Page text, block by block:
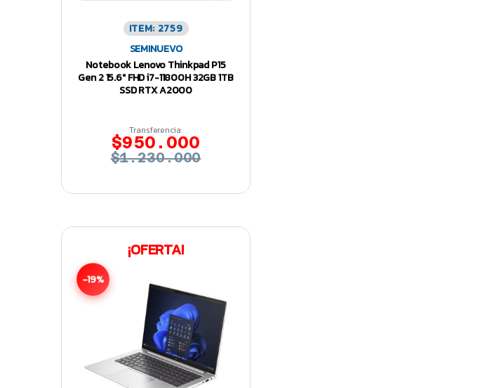
ITEM: 2759
SEMINUEVO
Notebook Lenovo Thinkpad P15
Gen 2 15.6″ FHD i7-11800H 32GB 1TB
SSD RTX A2000
Transferencia:
$950.000
$1.230.000
¡OFERTA!
-19%